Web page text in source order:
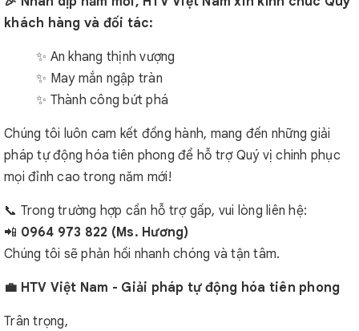
khách hàng và đối tác:
✨ An khang thịnh vượng
✨ May mắn ngập tràn
✨ Thành công bứt phá
Chúng tôi luôn cam kết đồng hành, mang đến những giải
pháp tự động hóa tiên phong để hỗ trợ Quý vị chinh phục
mọi đỉnh cao trong năm mới!
📞 Trong trường hợp cần hỗ trợ gấp, vui lòng liên hệ:
📲 0964 973 822 (Ms. Hương)
Chúng tôi sẽ phản hồi nhanh chóng và tận tâm.
💼 HTV Việt Nam - Giải pháp tự động hóa tiên phong
Trân trọng,